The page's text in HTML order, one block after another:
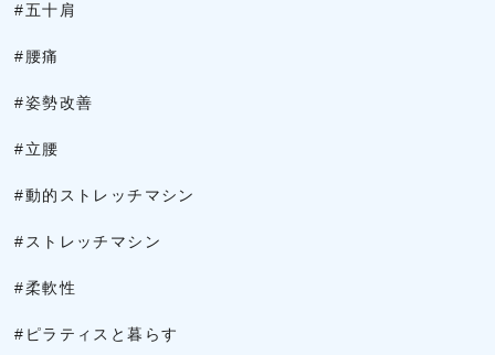
#五十肩
#腰痛
#姿勢改善
#立腰
#動的ストレッチマシン
#ストレッチマシン
#柔軟性
#ピラティスと暮らす